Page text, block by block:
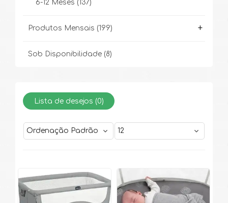
6-12 Meses (137)
Produtos Mensais +
(199)
Sob Disponibilidade (8)
Lista de desejos (0)